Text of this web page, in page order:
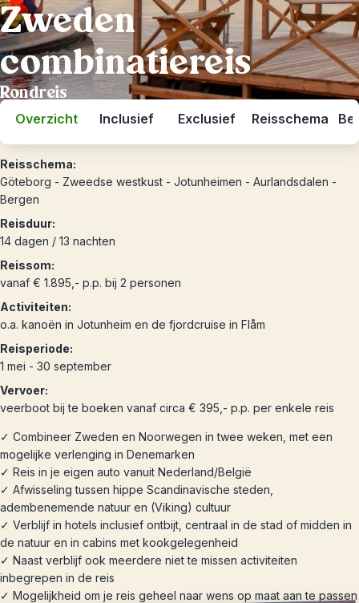
Zweden
combinatiereis
Rondreis
Overzicht Inclusief Exclusief Reisschema
Reisschema:
Göteborg - Zweedse westkust - Jotunheimen - Aurlandsdalen -
Bergen
Reisduur:
14 dagen / 13 nachten
Reissom:
vanaf € 1.895,- p.p. bij 2 personen
Activiteiten:
o.a. kanoën in Jotunheim en de fjordcruise in Flåm
Reisperiode:
1 mei - 30 september
Vervoer:
veerboot bij te boeken vanaf circa € 395,- p.p. per enkele reis
✓ Combineer Zweden en Noorwegen in twee weken, met een
mogelijke verlenging in Denemarken
✓ Reis in je eigen auto vanuit Nederland/België
✓ Afwisseling tussen hippe Scandinavische steden,
adembenemende natuur en (Viking) cultuur
✓ Verblijf in hotels inclusief ontbijt, centraal in de stad of midden in
de natuur en in cabins met kookgelegenheid
✓ Naast verblijf ook meerdere niet te missen activiteiten
inbegrepen in de reis
✓ Mogelijkheid om je reis geheel naar wens op maat aan te passen